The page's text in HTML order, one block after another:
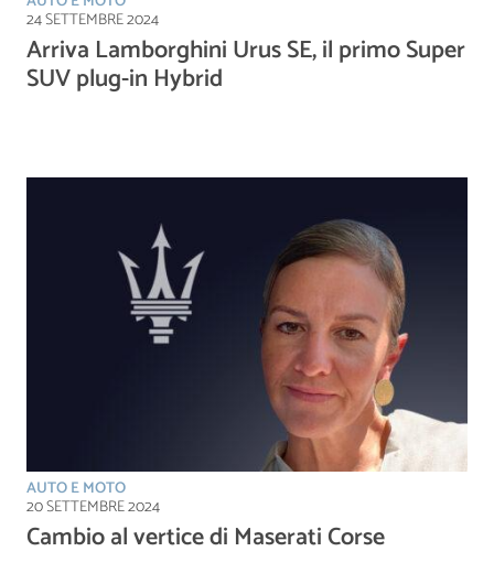
24 SETTEMBRE 2024
Arriva Lamborghini Urus SE, il primo Super
SUV plug-in Hybrid
AUTO E MOTO
20 SETTEMBRE 2024
Cambio al vertice di Maserati Corse